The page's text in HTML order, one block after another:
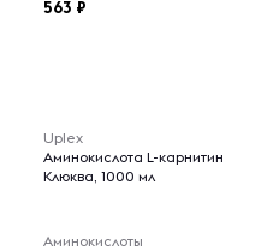
563
Uplex
Аминокислота L-карнитин
Клюква, 1000 мл
Аминокислоты